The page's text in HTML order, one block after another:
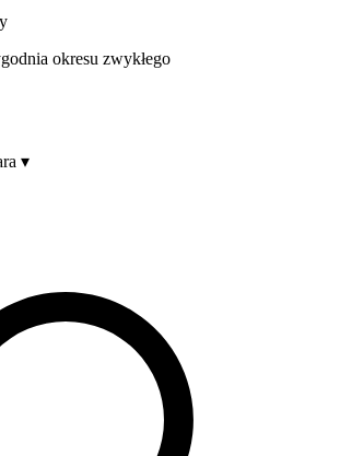
okresu zwykłego
▾